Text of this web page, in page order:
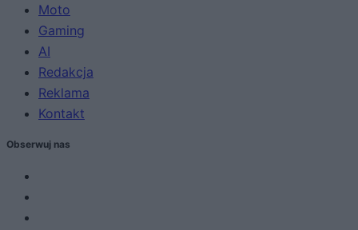
Moto
Gaming
AI
Redakcja
Reklama
Kontakt
Obserwuj nas